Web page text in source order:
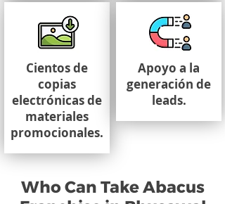
Cientos de
copias
electrónicas de
materiales
promocionales.
Apoyo a la
generación de
leads.
Who Can Take Abacus